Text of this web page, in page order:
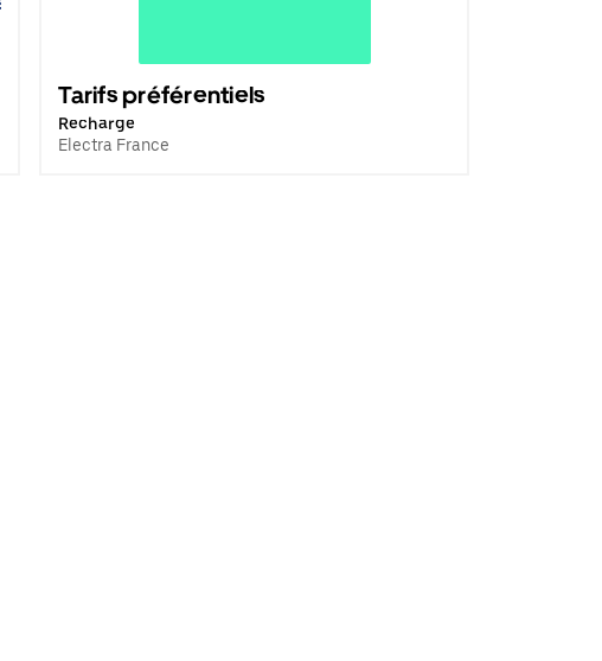
Tarifs préférentiels
Recharge
Electra France